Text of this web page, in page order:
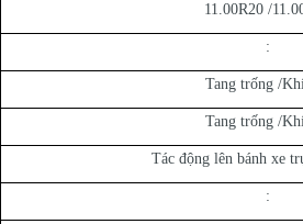
11.00R20 /
:
Tang trống /
Tang trống /
Tác động lên bánh xe
: